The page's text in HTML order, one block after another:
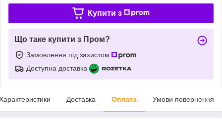
Купити з
Що таке купити з Пром?
Замовлення під захистом
Доступна доставка
Доставка Оплата Умови повернення